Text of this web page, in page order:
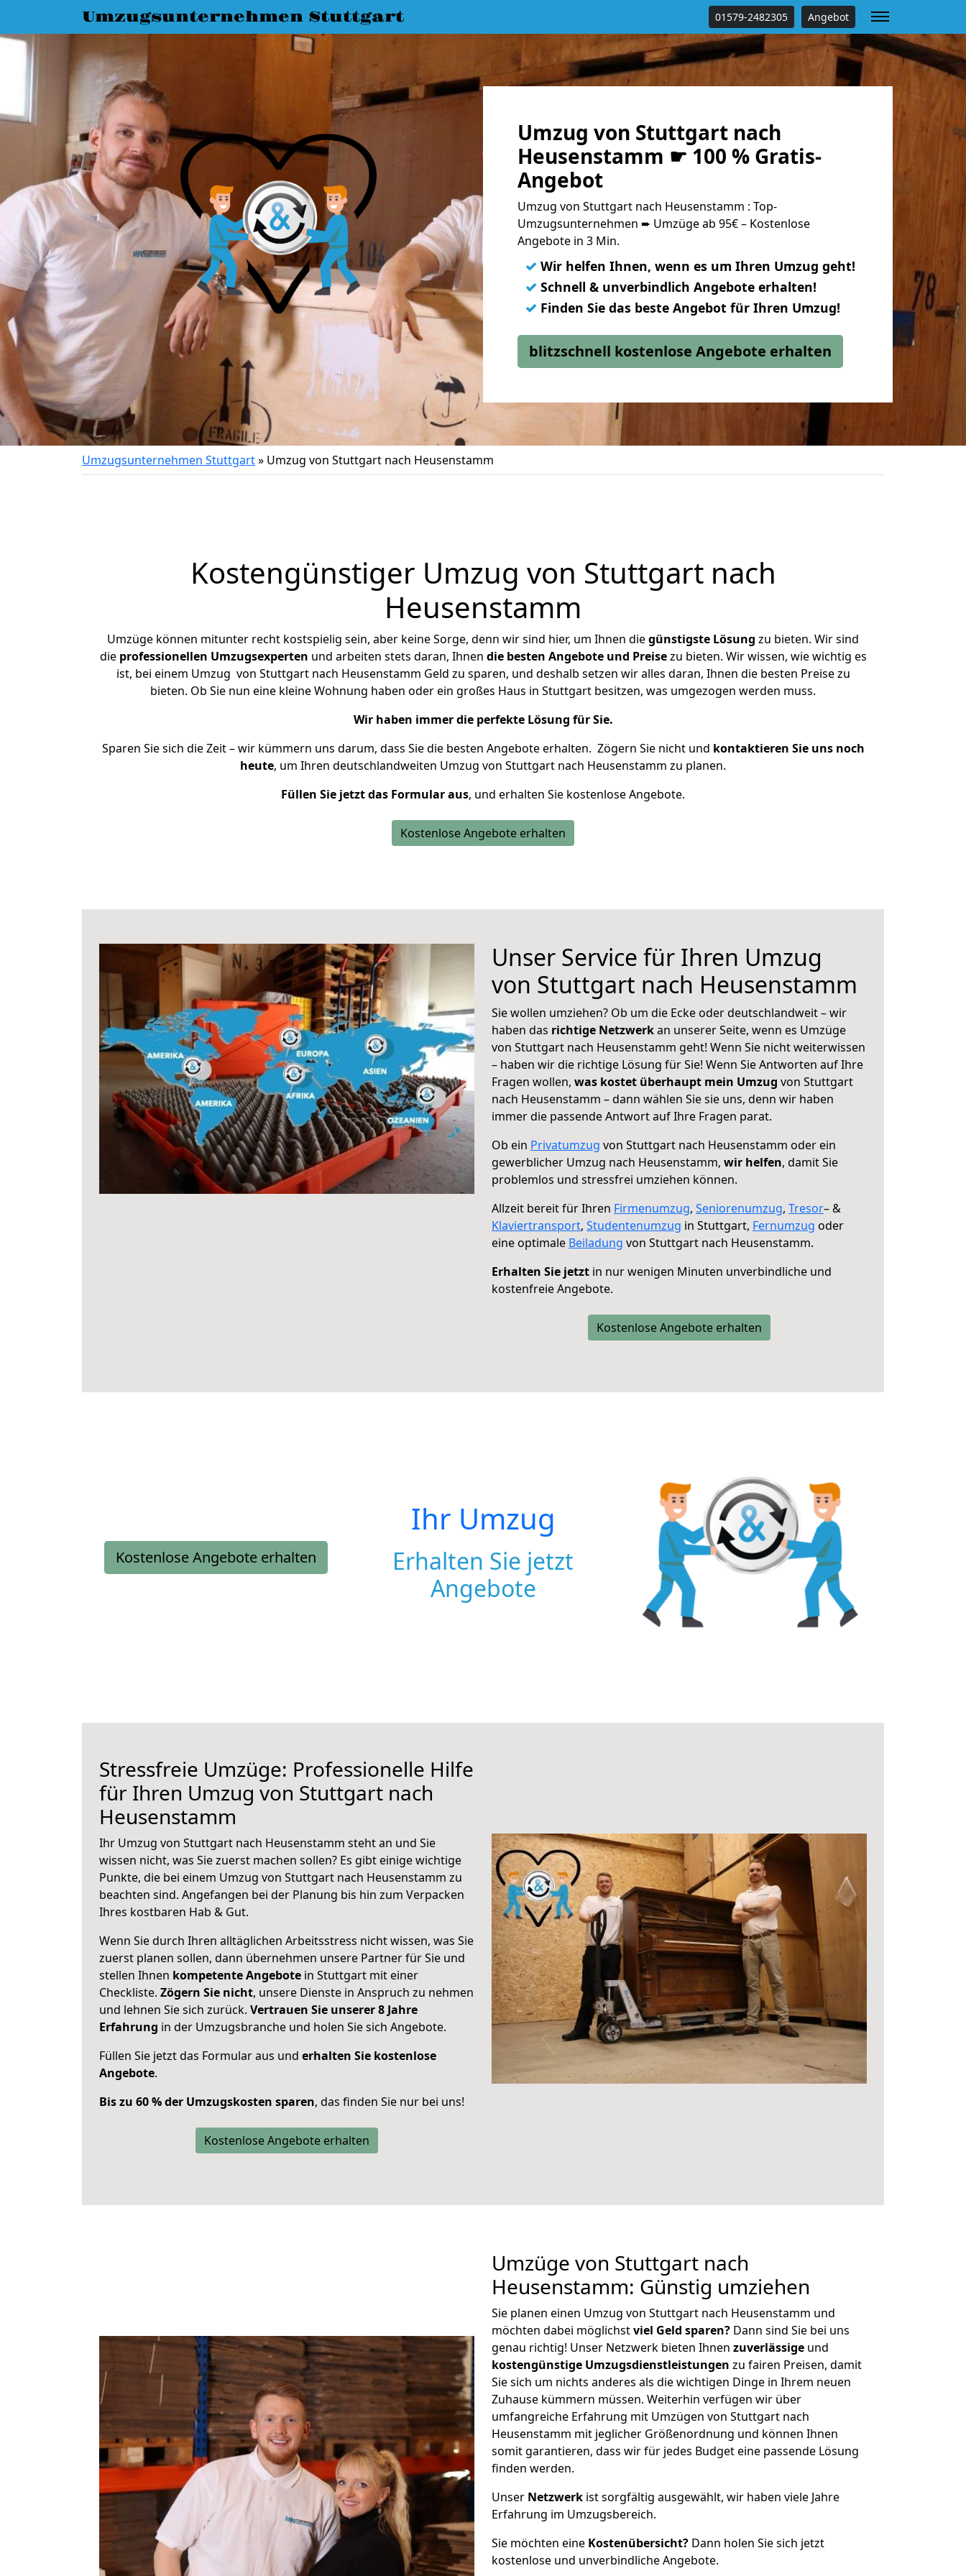
Umzugsunternehmen Stuttgart 01579-2482305 Angebot
Umzug von Stuttgart nach
Heusenstamm ☛ 100 % Gratis-
Angebot
Umzug von Stuttgart nach Heusenstamm : Top-
Umzugsunternehmen ➨ Umzüge ab 95€ – Kostenlose
Angebote in 3 Min.
✓ Wir helfen Ihnen, wenn es um Ihren Umzug geht!
✓ Schnell & unverbindlich Angebote erhalten!
✓ Finden Sie das beste Angebot für Ihren Umzug!
blitzschnell kostenlose Angebote erhalten
Umzugsunternehmen Stuttgart» Umzug von Stuttgart nach Heusenstamm
Kostengünstiger Umzug von Stuttgart nach
Heusenstamm
Umzüge können mitunter recht kostspielig sein, aber keine Sorge, denn wir sind hier, um Ihnen diegünstigste Lösung zu bieten. Wir sind
die professionellen Umzugsexperten und arbeiten stets daran, Ihnen die besten Angebote und Preisezu bieten. Wir wissen, wie wichtig es
ist, bei einem Umzug von Stuttgart nach Heusenstamm Geld zu sparen, und deshalb setzen wir alles daran, Ihnen die besten Preise zu
bieten. Ob Sie nun eine kleine Wohnung haben oder ein großes Haus in Stuttgart besitzen, was umgezogen werden muss.
Wir haben immer die perfekte Lösung für Sie.
Sparen Sie sich die Zeit – wir kümmern uns darum, dass Sie die besten Angebote erhalten. Zögern Sie nicht und kontaktieren Sie uns noch
heute, um Ihren deutschlandweiten Umzug von Stuttgart nach Heusenstamm zu planen.
Füllen Sie jetzt das Formular aus, und erhalten Sie kostenlose Angebote.
Kostenlose Angebote erhalten
Unser Service für Ihren Umzug
von Stuttgart nach Heusenstamm
Sie wollen umziehen? Ob um die Ecke oder deutschlandweit – wir
haben das richtige Netzwerkan unserer Seite, wenn es Umzüge
von Stuttgart nach Heusenstamm geht! Wenn Sie nicht weiterwissen
– haben wir die richtige Lösung für Sie! Wenn Sie Antworten auf Ihre
Fragen wollen, was kostet überhaupt mein Umzug von Stuttgart
nach Heusenstamm – dann wählen Sie sie uns, denn wir haben
immer die passende Antwort auf Ihre Fragen parat.
Ob ein Privatumzug von Stuttgart nach Heusenstamm oder ein
gewerblicher Umzug nach Heusenstamm, wir helfen, damit Sie
problemlos und stressfrei umziehen können.
Allzeit bereit für Ihren Firmenumzug, Seniorenumzug, Tresor– &
Klaviertransport, Studentenumzug in Stuttgart, Fernumzug oder
eine optimale Beiladung von Stuttgart nach Heusenstamm.
Erhalten Sie jetzt in nur wenigen Minuten unverbindliche und
kostenfreie Angebote.
Kostenlose Angebote erhalten
Kostenlose Angebote erhalten
Ihr Umzug
Erhalten Sie jetzt
Angebote
Stressfreie Umzüge: Professionelle Hilfe
für Ihren Umzug von Stuttgart nach
Heusenstamm
Ihr Umzug von Stuttgart nach Heusenstamm steht an und Sie
wissen nicht, was Sie zuerst machen sollen? Es gibt einige wichtige
Punkte, die bei einem Umzug von Stuttgart nach Heusenstamm zu
beachten sind. Angefangen bei der Planung bis hin zum Verpacken
Ihres kostbaren Hab & Gut.
Wenn Sie durch Ihren alltäglichen Arbeitsstress nicht wissen, was Sie
zuerst planen sollen, dann übernehmen unsere Partner für Sie und
stellen Ihnen kompetente Angebote in Stuttgart mit einer
Checkliste. Zögern Sie nicht, unsere Dienste in Anspruch zu nehmen
und lehnen Sie sich zurück. Vertrauen Sie unserer 8 Jahre
Erfahrung in der Umzugsbranche und holen Sie sich Angebote.
Füllen Sie jetzt das Formular aus und erhalten Sie kostenlose
Angebote.
Bis zu 60 % der Umzugskosten sparen, das finden Sie nur bei uns!
Kostenlose Angebote erhalten
Umzüge von Stuttgart nach
Heusenstamm: Günstig umziehen
Sie planen einen Umzug von Stuttgart nach Heusenstamm und
möchten dabei möglichstviel Geld sparen? Dann sind Sie bei uns
genau richtig! Unser Netzwerk bieten Ihnen zuverlässige und
kostengünstige Umzugsdienstleistungen zu fairen Preisen, damit
Sie sich um nichts anderes als die wichtigen Dinge in Ihrem neuen
Zuhause kümmern müssen. Weiterhin verfügen wir über
umfangreiche Erfahrung mit Umzügen von Stuttgart nach
Heusenstamm mit jeglicher Größenordnung und können Ihnen
somit garantieren, dass wir für jedes Budget eine passende Lösung
finden werden.
Unser Netzwerk ist sorgfältig ausgewählt, wir haben viele Jahre
Erfahrung im Umzugsbereich.
Sie möchten eine Kostenübersicht? Dann holen Sie sich jetzt
kostenlose und unverbindliche Angebote.